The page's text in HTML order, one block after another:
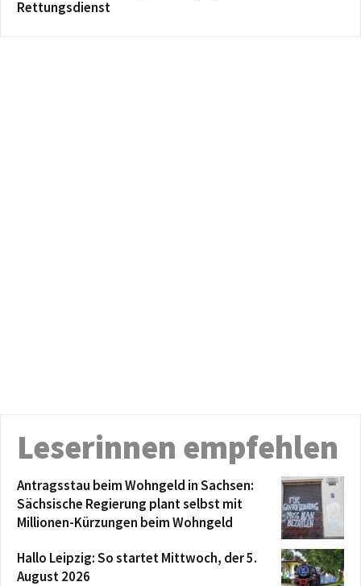
Rettungsdienst
Leserinnen empfehlen
Antragsstau beim Wohngeld in Sachsen:
Sächsische Regierung plant selbst mit
Millionen-Kürzungen beim Wohngeld
Hallo Leipzig: So startet Mittwoch, der 5.
August 2026